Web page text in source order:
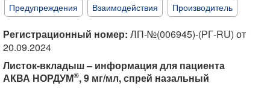
Предупреждения
Взаимодействия Производитель
Регистрационный номер: ЛП-№(006945)-(РГ-RU) от
20.09.2024
Листок-вкладыш – информация для пациента
АКВА НОРДУМ®, 9 мг/мл, спрей назальный